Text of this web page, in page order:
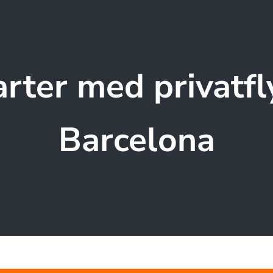
med
Barcelona